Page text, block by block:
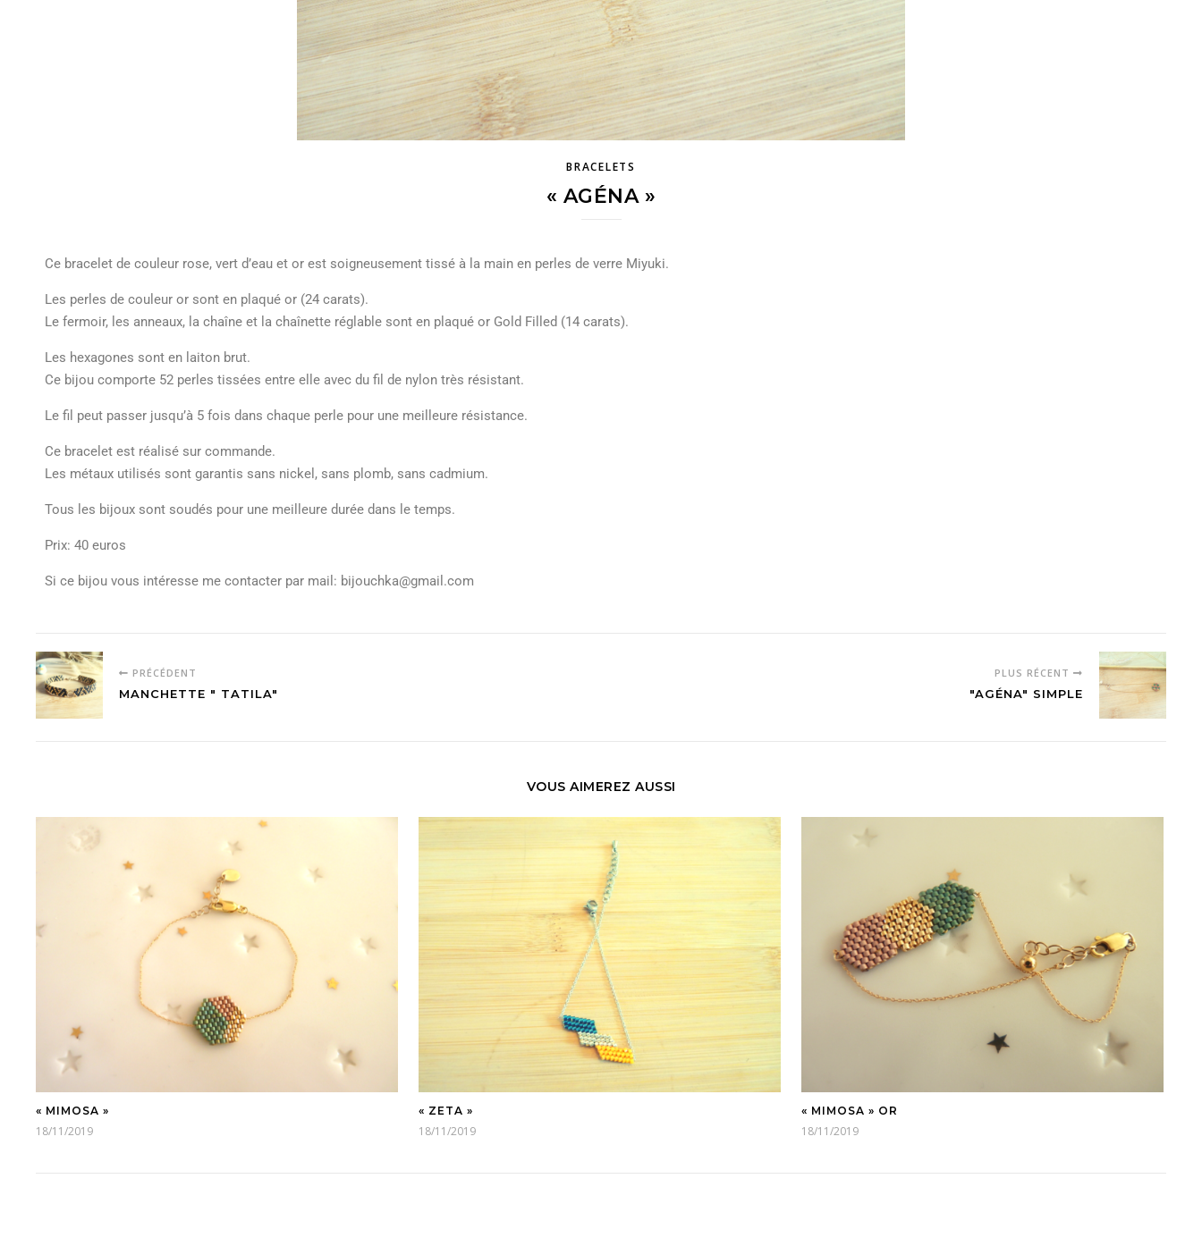
BRACELETS
« AGÉNA »
Ce bracelet de couleur rose, vert d’eau et or est soigneusement tissé à la main en perles de verre Miyuki.
Les perles de couleur or sont en plaqué or (24 carats).
Le fermoir, les anneaux, la chaîne et la chaînette réglable sont en plaqué or Gold Filled (14 carats).
Les hexagones sont en laiton brut.
Ce bijou comporte 52 perles tissées entre elle avec du fil de nylon très résistant.
Le fil peut passer jusqu’à 5 fois dans chaque perle pour une meilleure résistance.
Ce bracelet est réalisé sur commande.
Les métaux utilisés sont garantis sans nickel, sans plomb, sans cadmium.
Tous les bijoux sont soudés pour une meilleure durée dans le temps.
Prix: 40 euros
Si ce bijou vous intéresse me contacter par mail: bijouchka@gmail.com
PRÉCÉDENT
MANCHETTE " TATILA"
PLUS RÉCENT
"AGÉNA" SIMPLE
VOUS AIMEREZ AUSSI
« MIMOSA »
18/11/2019
« ZETA »
18/11/2019
« MIMOSA » OR
18/11/2019